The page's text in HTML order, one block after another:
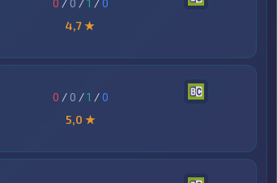
0 / 0 /1 /0
4,7 ★
0 / 0 /1 /0
5,0 ★